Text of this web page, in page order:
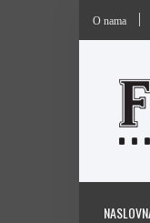
O nama